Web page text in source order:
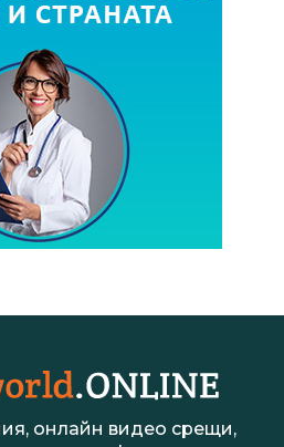
онлайн видео срещи,